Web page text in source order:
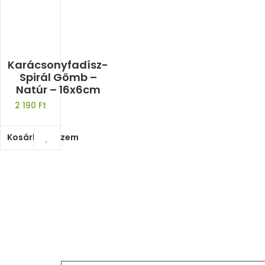
Karácsonyfadísz-
Spirál Gömb –
Natúr – 16x6cm
2 190 Ft
Kosárba teszem